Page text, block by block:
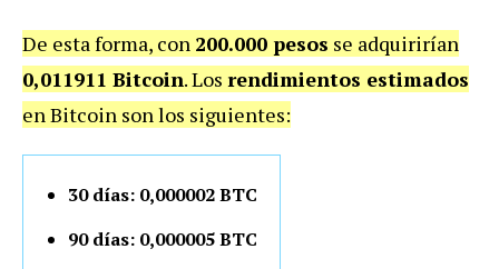
De esta forma, con 200.000 pesos se adquirirían
0,011911 Bitcoin. Los rendimientos estimados
en Bitcoin son los siguientes:
30 días: 0,000002 BTC
90 días: 0,000005 BTC